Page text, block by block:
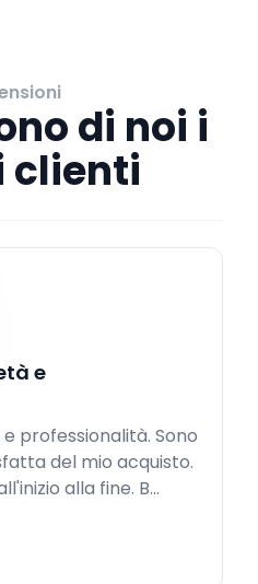
di noi i
clienti
e
professionalità. Sono
del mio acquisto.
alla fine. B...